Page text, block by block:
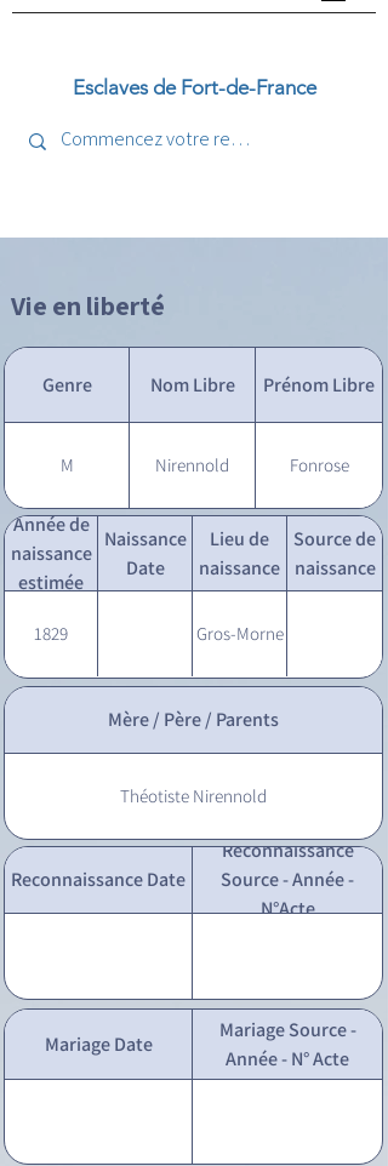
Esclaves de Fort-de-France
Vie en liberté
Genre Nom Libre Prénom Libre
M Nirennold Fonrose
Année de
naissance
estimée
Naissance
Date
Lieu de
naissance
Source de
naissance
1829 Gros-Morne
Mère / Père / Parents
Théotiste Nirennold
Reconnaissance Date
Reconnaissance
Source - Année -
N°Acte
Mariage Date
Mariage Source -
Année - N° Acte